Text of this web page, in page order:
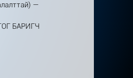
—
БАРИГЧ